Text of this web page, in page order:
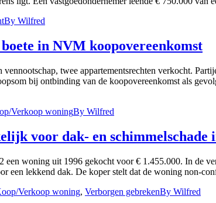
By Wilfred
in NVM koopovereenkomst
vennootschap, twee appartementsrechten verkocht.
bij ontbinding van de koopovereenkomst als
Verkoop woningBy Wilfred
voor dak- en schimmelschade
een woning uit 1996 gekocht voor € 1.455.000. In de
een lekkend dak. De koper stelt dat de woning non-
Verkoop woning, Verborgen gebrekenBy Wilfred